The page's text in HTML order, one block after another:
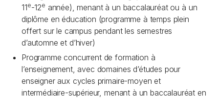
11e-12e année), menant à un baccalauréat ou à un
diplôme en éducation (programme à temps plein
offert sur le campus pendant les semestres
d’automne et d’hiver)
Programme concurrent de formation à
l’enseignement, avec domaines d’études pour
enseigner aux cycles primaire-moyen et
intermédiaire-supérieur, menant à un baccalauréat en